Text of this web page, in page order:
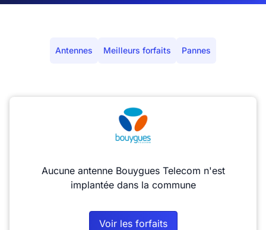
Antennes Meilleurs forfaits Pannes
Aucune antenne Bouygues Telecom n'est
implantée dans la commune
Voir les forfaits